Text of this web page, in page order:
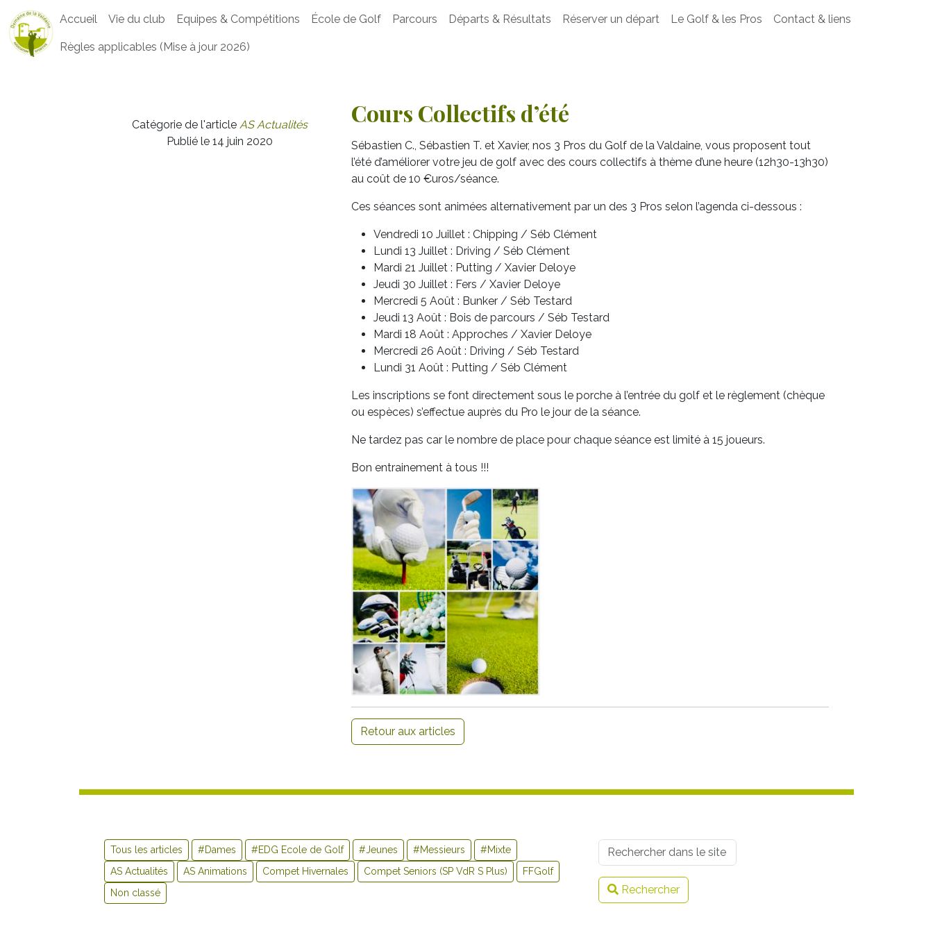
Accueil Vie du club Equipes & Compétitions École de Golf Parcours Départs & Résultats Réserver un départ Le Golf & les Pros Contact & liens
Règles applicables (Mise à jour 2026)
Catégorie de l'article AS Actualités
Publié le 14 juin 2020
Cours Collectifs d’été
Sébastien C., Sébastien T. et Xavier, nos 3 Pros du Golf de la Valdaine, vous proposent tout
l’été d’améliorer votre jeu de golf avec des cours collectifs à thème d’une heure (12h30-13h30)
au coût de 10 €uros/séance.
Ces séances sont animées alternativement par un des 3 Pros selon l’agenda ci-dessous :
Vendredi 10 Juillet : Chipping / Séb Clément
Lundi 13 Juillet : Driving / Séb Clément
Mardi 21 Juillet : Putting / Xavier Deloye
Jeudi 30 Juillet : Fers / Xavier Deloye
Mercredi 5 Août : Bunker / Séb Testard
Jeudi 13 Août : Bois de parcours / Séb Testard
Mardi 18 Août : Approches / Xavier Deloye
Mercredi 26 Août : Driving / Séb Testard
Lundi 31 Août : Putting / Séb Clément
Les inscriptions se font directement sous le porche à l’entrée du golf et le règlement (chèque
ou espèces) s’effectue auprès du Pro le jour de la séance.
Ne tardez pas car le nombre de place pour chaque séance est limité à 15 joueurs.
Bon entrainement à tous !!!
Retour aux articles
Tous les articles #Dames #EDG Ecole de Golf #Jeunes #Messieurs
#Mixte
AS Actualités
AS Animations Compet Hivernales Compet Seniors (SP VdR S Plus)
FFGolf
Non classé
Username
Rechercher